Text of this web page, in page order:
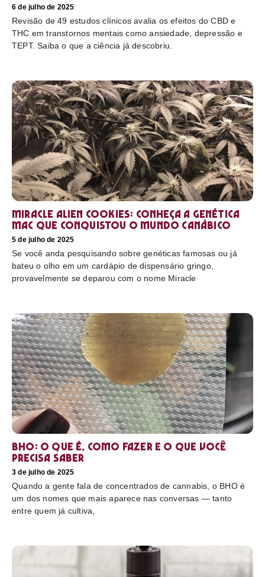
6 de julho de 2025
Revisão de 49 estudos clínicos avalia os efeitos do CBD e
THC em transtornos mentais como ansiedade, depressão e
TEPT. Saiba o que a ciência já descobriu.
Miracle Alien Cookies: conheça a genética
MAC que conquistou o mundo canábico
5 de julho de 2025
Se você anda pesquisando sobre genéticas famosas ou já
bateu o olho em um cardápio de dispensário gringo,
provavelmente se deparou com o nome Miracle
BHO: o que é, como fazer e o que você
precisa saber
3 de julho de 2025
Quando a gente fala de concentrados de cannabis, o BHO é
um dos nomes que mais aparece nas conversas — tanto
entre quem já cultiva,